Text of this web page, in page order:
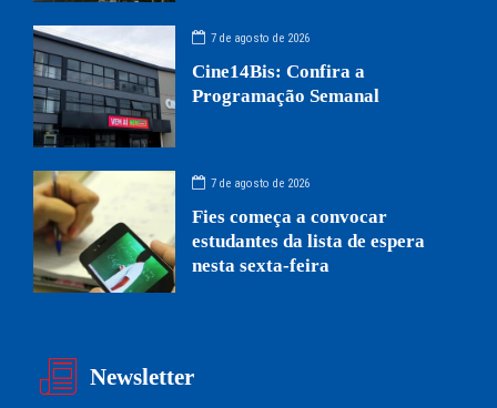
7 de agosto de 2026
Cine14Bis: Confira a
Programação Semanal
7 de agosto de 2026
Fies começa a convocar
estudantes da lista de espera
nesta sexta-feira
Newsletter